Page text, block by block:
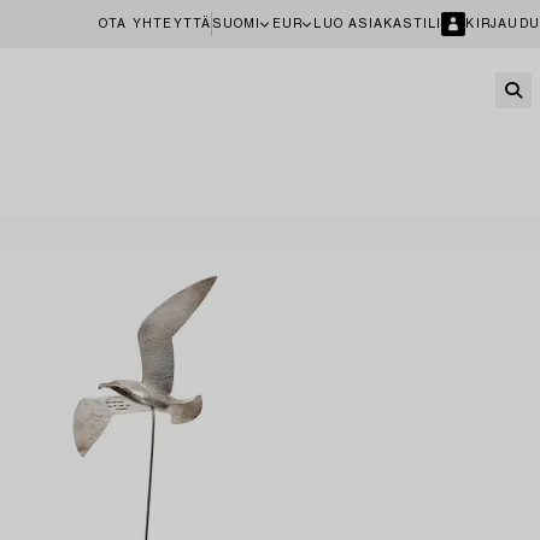
OTA YHTEYTTÄ SUOMI EUR LUO ASIAKASTILI KIRJAUDU